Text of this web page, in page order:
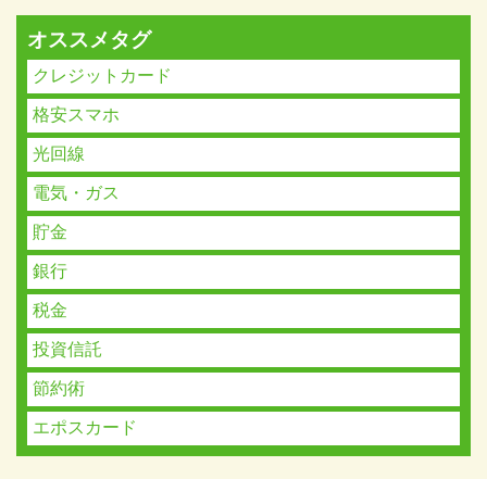
オススメタグ
クレジットカード
格安スマホ
光回線
電気・ガス
貯金
銀行
税金
投資信託
節約術
エポスカード